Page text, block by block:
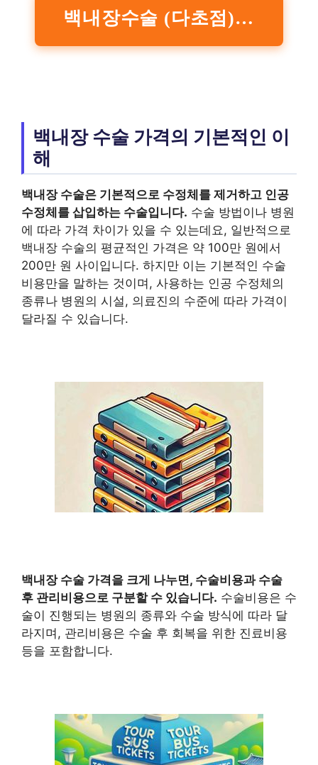
백내장수술 (다초점) 가격/비용 – 모두닥
백내장 수술 가격의 기본적인 이
해
백내장 수술은 기본적으로 수정체를 제거하고 인공
수정체를 삽입하는 수술입니다. 수술 방법이나 병원
에 따라 가격 차이가 있을 수 있는데요, 일반적으로
백내장 수술의 평균적인 가격은 약 100만 원에서
200만 원 사이입니다. 하지만 이는 기본적인 수술
비용만을 말하는 것이며, 사용하는 인공 수정체의
종류나 병원의 시설, 의료진의 수준에 따라 가격이
달라질 수 있습니다.
백내장 수술 가격을 크게 나누면, 수술비용과 수술
후 관리비용으로 구분할 수 있습니다. 수술비용은 수
술이 진행되는 병원의 종류와 수술 방식에 따라 달
라지며, 관리비용은 수술 후 회복을 위한 진료비용
등을 포함합니다.